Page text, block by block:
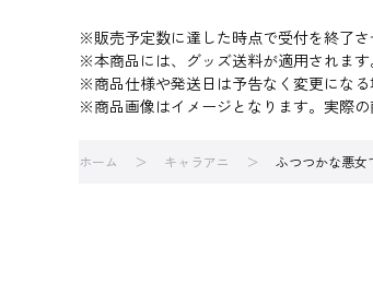
※販売予定数に達した時点で受付を終了さ
※本商品には、グッズ送料が適用されま
※商品仕様や発送日は予告なく変更になる
※商品画像はイメージとなります。実際の
ホーム キャラアニ ふつつかな悪女